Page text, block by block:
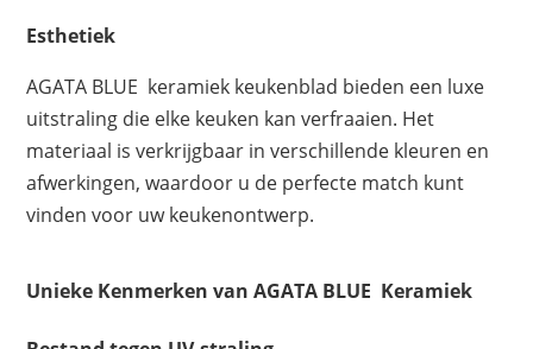
Esthetiek
AGATA BLUE keramiek keukenblad bieden een luxe
uitstraling die elke keuken kan verfraaien. Het
materiaal is verkrijgbaar in verschillende kleuren en
afwerkingen, waardoor u de perfecte match kunt
vinden voor uw keukenontwerp.
Unieke Kenmerken van AGATA BLUE Keramiek